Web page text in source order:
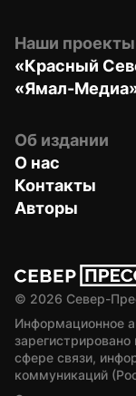
Наши проекты
«Красный
«Ямал-
Об издании
О нас
Контакты
Авторы
© 2026 Север-
Информационное
сфере связи,
коммуникаций